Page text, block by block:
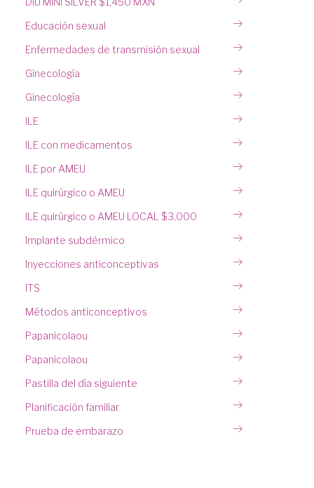
Educación sexual
Enfermedades de transmisión sexual
Ginecología
Ginecología
ILE
ILE con medicamentos
ILE por AMEU
ILE quirúrgico o AMEU
ILE quirúrgico o AMEU LOCAL $3,000
Implante subdérmico
Inyecciones anticonceptivas
ITS
Métodos anticonceptivos
Papanicolaou
Papanicolaou
Pastilla del día siguiente
Planificación familiar
Prueba de embarazo